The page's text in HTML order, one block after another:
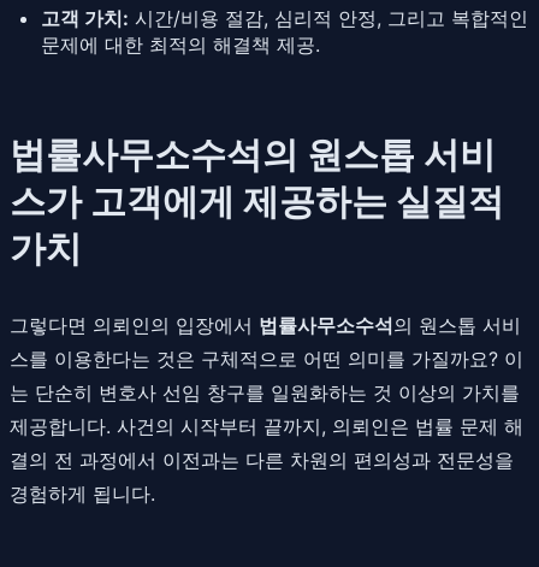
고객 가치: 시간/비용 절감, 심리적 안정, 그리고 복합적인
문제에 대한 최적의 해결책 제공.
법률사무소수석의 원스톱 서비
스가 고객에게 제공하는 실질적
가치
그렇다면 의뢰인의 입장에서 법률사무소수석의 원스톱 서비
스를 이용한다는 것은 구체적으로 어떤 의미를 가질까요? 이
는 단순히 변호사 선임 창구를 일원화하는 것 이상의 가치를
제공합니다. 사건의 시작부터 끝까지, 의뢰인은 법률 문제 해
결의 전 과정에서 이전과는 다른 차원의 편의성과 전문성을
경험하게 됩니다.